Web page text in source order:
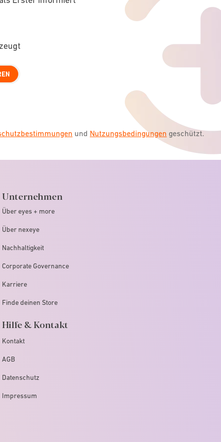
und Nutzungsbedingungen geschützt.
Unternehmen
Über eyes + more
Über nexeye
Nachhaltigkeit
Corporate Governance
Karriere
Finde deinen Store
Hilfe & Kontakt
Kontakt
AGB
Datenschutz
Impressum